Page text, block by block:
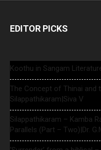
EDITOR PICKS
Koothu in Sangam
The Concept of Thinai and
Silappathikaram|Siva V
Silappathikaram – Kamba
Parallels (Part – Two)|Dr.